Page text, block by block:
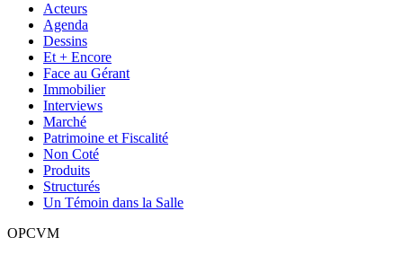
Acteurs
Agenda
Dessins
Et + Encore
Face au Gérant
Immobilier
Interviews
Marché
Patrimoine et Fiscalité
Non Coté
Produits
Structurés
Un Témoin dans la Salle
OPCVM